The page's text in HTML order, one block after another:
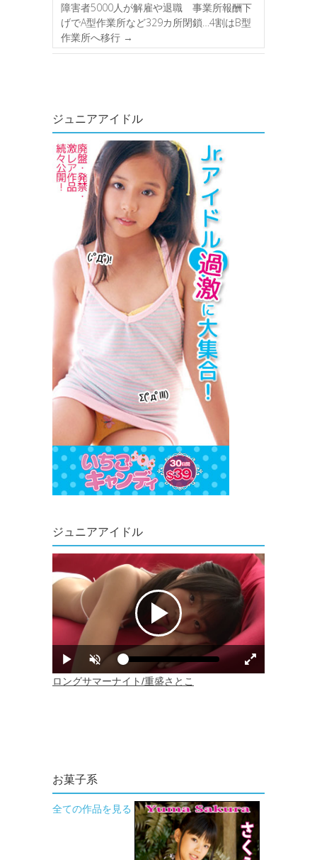
障害者5000人が解雇や退職 事業所報酬下
げでA型作業所など329カ所閉鎖…4割はB型
作業所へ移行 →
ジュニアアイドル
ジュニアアイドル
お菓子系
全ての作品を見る